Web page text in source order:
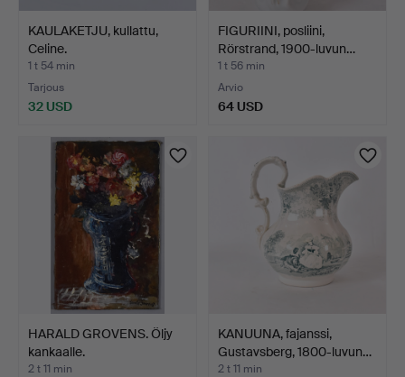
KAULAKETJU, kullattu,
Celine.
1 t 54 min
Tarjous
32 USD
FIGURIINI, posliini,
Rörstrand, 1900-luvun…
1 t 56 min
Arvio
64 USD
HARALD GROVENS. Öljy
kankaalle.
2 t 11 min
KANUUNA, fajanssi,
Gustavsberg, 1800-luvun…
2 t 11 min